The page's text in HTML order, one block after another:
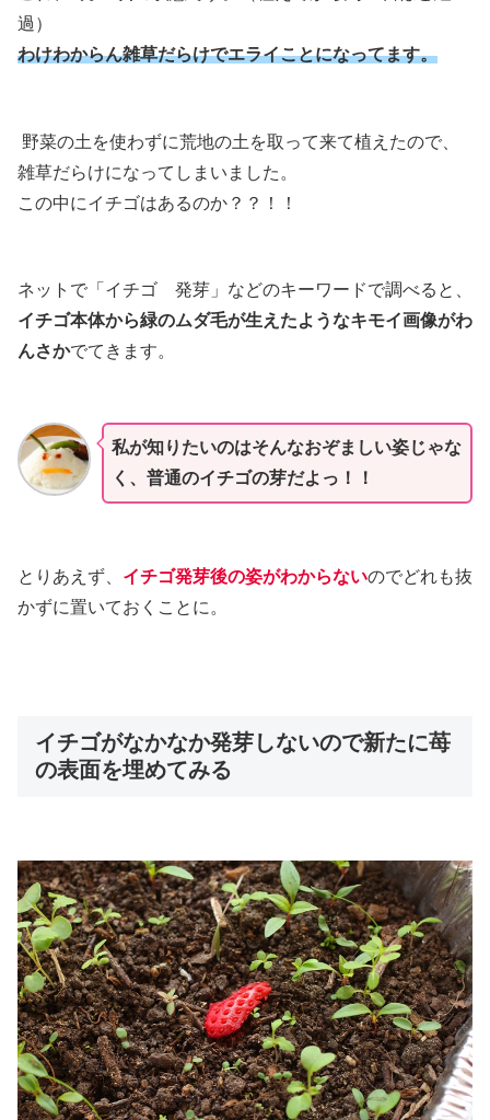
過）
わけわからん雑草だらけでエライことになってます。
野菜の土を使わずに荒地の土を取って来て植えたので、
雑草だらけになってしまいました。
この中にイチゴはあるのか？？！！
ネットで「イチゴ 発芽」などのキーワードで調べると、
イチゴ本体から緑のムダ毛が生えたようなキモイ画像がわ
んさかでてきます。
私が知りたいのはそんなおぞましい姿じゃな
く、普通のイチゴの芽だよっ！！
とりあえず、 イチゴ発芽後の姿がわからないのでどれも抜
かずに置いておくことに。
イチゴがなかなか発芽しないので新たに苺
の表面を埋めてみる